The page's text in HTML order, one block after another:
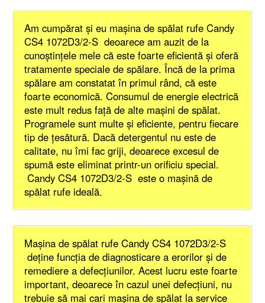
Am cumpărat şi eu maşina de spălat rufe Candy
CS4 1072D3/2-S deoarece am auzit de la
cunoştinţele mele că este foarte eficientă şi oferă
tratamente speciale de spălare. Încă de la prima
spălare am constatat în primul rând, că este
foarte economică. Consumul de energie electrică
este mult redus faţă de alte maşini de spălat.
Programele sunt multe şi eficiente, pentru fiecare
tip de ţesătură. Dacă detergentul nu este de
calitate, nu îmi fac griji, deoarece excesul de
spumă este eliminat printr-un orificiu special.
Candy CS4 1072D3/2-S este o maşină de
spălat rufe ideală.
Maşina de spălat rufe Candy CS4 1072D3/2-S
deţine funcţia de diagnosticare a erorilor şi de
remediere a defecţiunilor. Acest lucru este foarte
important, deoarece în cazul unei defecţiuni, nu
trebuie să mai cari maşina de spălat la service